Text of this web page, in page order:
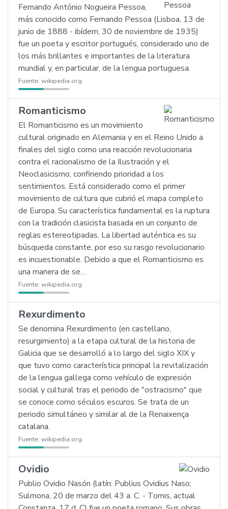
Fernando António Nogueira Pessoa,
más conocido como Fernando Pessoa (Lisboa, 13 de
junio de 1888 - ibídem, 30 de noviembre de 1935)
fue un poeta y escritor portugués, considerado uno de
los más brillantes e importantes de la literatura
mundial y, en particular, de la lengua portuguesa.
Fuente: wikipedia.org
Romanticismo
El Romanticismo es un movimiento
cultural originado en Alemania y en el Reino Unido a
finales del siglo como una reacción revolucionaria
contra el racionalismo de la Ilustración y el
Neoclasicismo, confiriendo prioridad a los
sentimientos. Está considerado como el primer
movimiento de cultura que cubrió el mapa completo
de Europa. Su característica fundamental es la ruptura
con la tradición clasicista basada en un conjunto de
reglas estereotipadas. La libertad auténtica es su
búsqueda constante, por eso su rasgo revolucionario
es incuestionable. Debido a que el Romanticismo es
una manera de se…
Fuente: wikipedia.org
Rexurdimento
Se denomina Rexurdimento (en castellano,
resurgimiento) a la etapa cultural de la historia de
Galicia que se desarrolló a lo largo del siglo XIX y
que tuvo como característica principal la revitalización
de la lengua gallega como vehículo de expresión
social y cultural tras el periodo de "ostracismo" que
se conoce como séculos escuros. Se trata de un
periodo simultáneo y similar al de la Renaixença
catalana.
Fuente: wikipedia.org
Ovidio
Publio Ovidio Nasón (latín: Publius Ovidius Naso;
Sulmona, 20 de marzo del 43 a. C. - Tomis, actual